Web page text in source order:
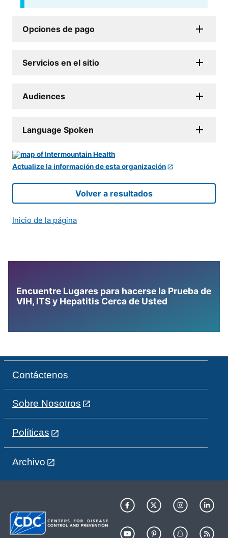
Opciones de pago
Servicios en el sitio
Audiences
Language Spoken
Actualize la información de esta organización
Volver a resultados
Inicio de la página
Encuentre Lugares para hacerse la Prueba de
VIH, ITS y Hepatitis Cerca de Usted
Contáctenos
Sobre Nosotros
Políticas
Archivo